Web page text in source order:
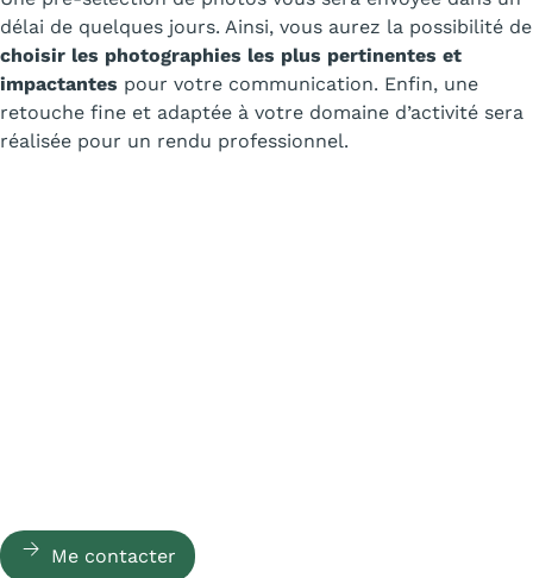
délai de quelques jours. Ainsi, vous aurez la possibilité de
choisir les photographies les plus pertinentes et
impactantes pour votre communication. Enfin, une
retouche fine et adaptée à votre domaine d’activité sera
réalisée pour un rendu professionnel.
Me contacter